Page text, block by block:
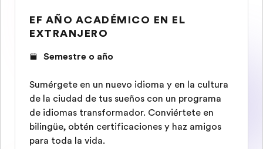
EF AÑO ACADÉMICO EN EL
EXTRANJERO
Semestre o año
Sumérgete en un nuevo idioma y en la cultura
de la ciudad de tus sueños con un programa
de idiomas transformador. Conviértete en
bilingüe, obtén certificaciones y haz amigos
para toda la vida.